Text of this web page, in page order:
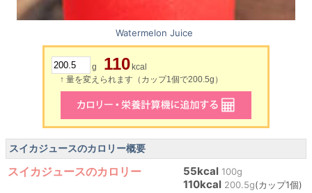
Watermelon Juice
g 110 kcal
↑ 量を変えられます（カップ1個で200.5g）
スイカジュースのカロリー概要
スイカジュースのカロリー 55kcal 100g
110kcal 200.5g(カップ1個)